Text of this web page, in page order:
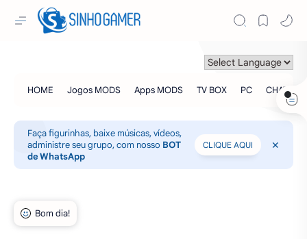
Faça figurinhas, baixe músicas, vídeos,
administre seu grupo, com nosso BOT
de WhatsApp
CLIQUE AQUI